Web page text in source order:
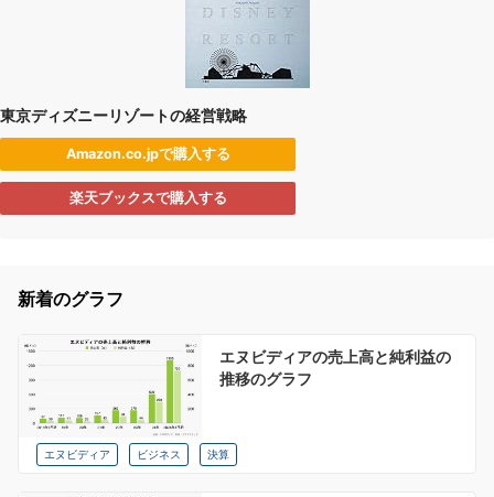
東京ディズニーリゾートの経営戦略
Amazon.co.jpで購入する
楽天ブックスで購入する
新着のグラフ
エヌビディアの売上高と純利益の
推移のグラフ
エヌビディア ビジネス 決算